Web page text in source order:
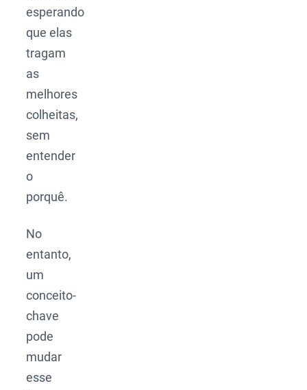
esperando
que elas
tragam
as
melhores
colheitas,
sem
entender
o
porquê.
No
entanto,
um
conceito-
chave
pode
mudar
esse